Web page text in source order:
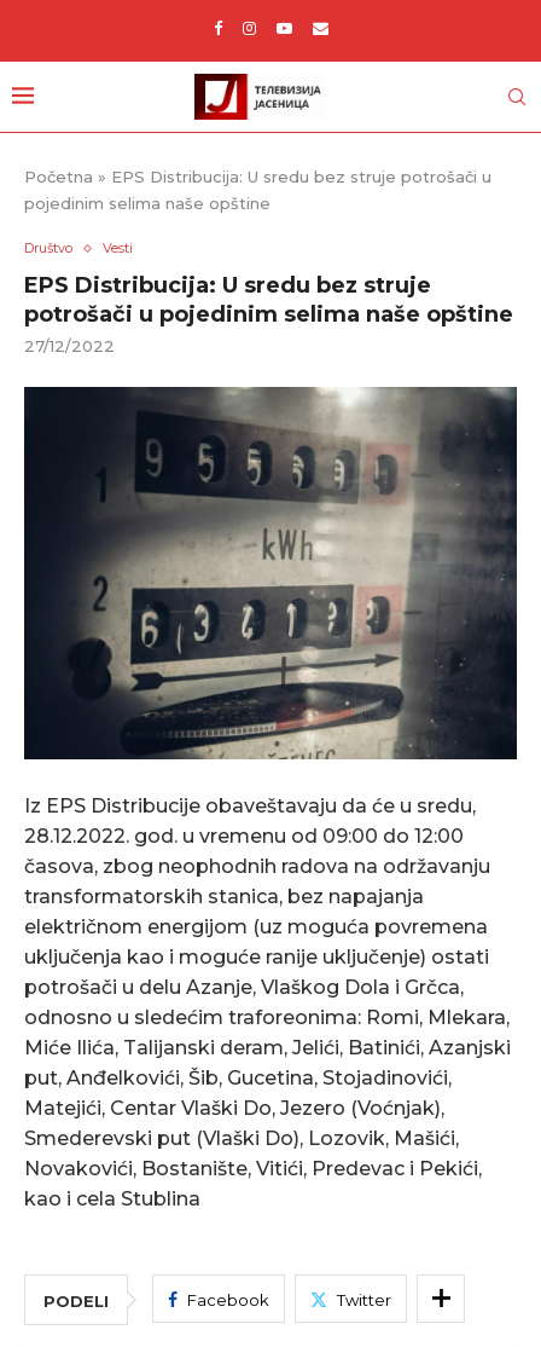
Početna » EPS Distribucija: U sredu bez struje potrošači u
pojedinim selima naše opštine
Društvo Vesti
EPS Distribucija: U sredu bez struje
potrošači u pojedinim selima naše opštine
27/12/2022
Iz EPS Distribucije obaveštavaju da će u sredu,
28.12.2022. god. u vremenu od 09:00 do 12:00
časova, zbog neophodnih radova na održavanju
transformatorskih stanica, bez napajanja
električnom energijom (uz moguća povremena
uključenja kao i moguće ranije uključenje) ostati
potrošači u delu Azanje, Vlaškog Dola i Grčca,
odnosno u sledećim traforeonima: Romi, Mlekara,
Miće Ilića, Talijanski deram, Jelići, Batinići, Azanjski
put, Anđelkovići, Šib, Gucetina, Stojadinovići,
Matejići, Centar Vlaški Do, Jezero (Voćnjak),
Smederevski put (Vlaški Do), Lozovik, Mašići,
Novakovići, Bostanište, Vitići, Predevac i Pekići,
kao i cela Stublina
PODELI Facebook Twitter